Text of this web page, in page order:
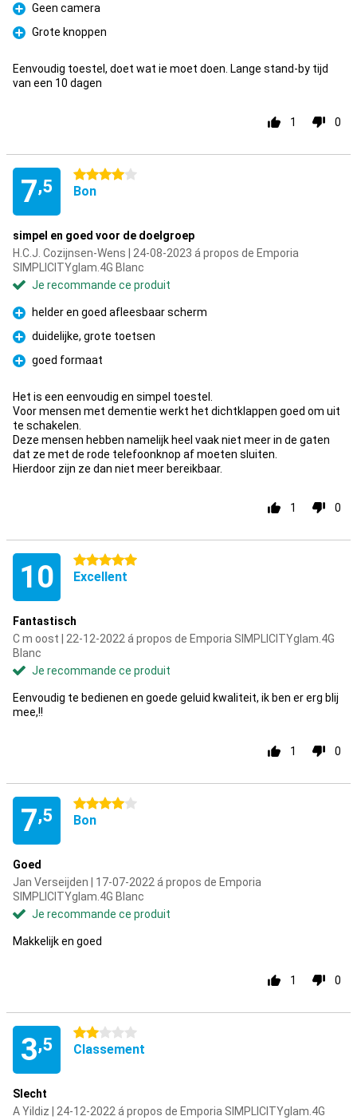
Pour
Geen camera
Pour
Grote knoppen
Eenvoudig toestel, doet wat ie moet doen. Lange stand-by tijd
van een 10 dagen
1 0
7,5
4 étoiles
Bon
simpel en goed voor de doelgroep
H.C.J. Cozijnsen-Wens | 24-08-2023 á propos de Emporia
SIMPLICITYglam.4G Blanc
Je recommande ce produit
Pour
helder en goed afleesbaar scherm
Pour
duidelijke, grote toetsen
Pour
goed formaat
Het is een eenvoudig en simpel toestel.
Voor mensen met dementie werkt het dichtklappen goed om uit
te schakelen.
Deze mensen hebben namelijk heel vaak niet meer in de gaten
dat ze met de rode telefoonknop af moeten sluiten.
Hierdoor zijn ze dan niet meer bereikbaar.
1 0
10 5 étoiles
Excellent
Fantastisch
C m oost | 22-12-2022 á propos de Emporia SIMPLICITYglam.4G
Blanc
Je recommande ce produit
Eenvoudig te bedienen en goede geluid kwaliteit, ik ben er erg blij
mee,!!
1 0
7,5
4 étoiles
Bon
Goed
Jan Verseijden | 17-07-2022 á propos de Emporia
SIMPLICITYglam.4G Blanc
Je recommande ce produit
Makkelijk en goed
1 0
3,5
2 étoiles
Classement
Slecht
A Yildiz | 24-12-2022 á propos de Emporia SIMPLICITYglam.4G